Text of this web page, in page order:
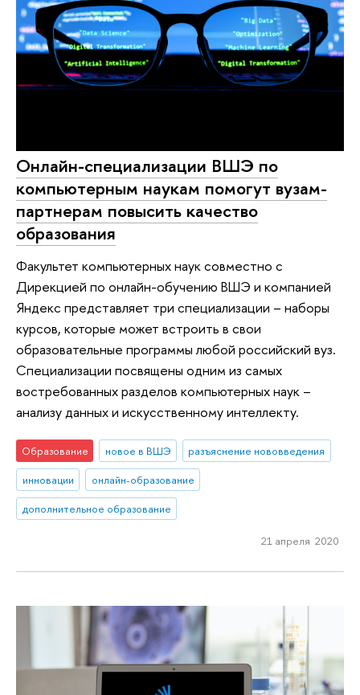
Онлайн-специализации ВШЭ по
компьютерным наукам помогут вузам-
партнерам повысить качество
образования
Факультет компьютерных наук совместно с
Дирекцией по онлайн-обучению ВШЭ и компанией
Яндекс представляет три специализации – наборы
курсов, которые может встроить в свои
образовательные программы любой российский вуз.
Специализации посвящены одним из самых
востребованных разделов компьютерных наук –
анализу данных и искусственному интеллекту.
Образование новое в ВШЭ
разъяснение нововведения
инновации
онлайн-образование
дополнительное образование
21 апреля 2020